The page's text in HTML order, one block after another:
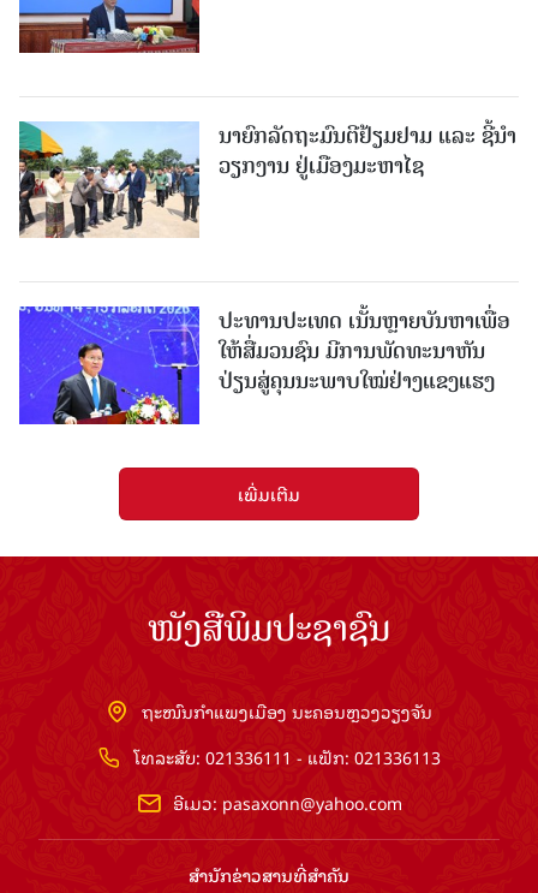
ນາຍົກລັດຖະມົນຕີຢ້ຽມຢາມ ແລະ ຊີ້ນຳ
ວຽກງານ ຢູ່ເມືອງມະຫາໄຊ
ປະທານປະເທດ ເນັ້ນຫຼາຍບັນຫາເພື່ອ
ໃຫ້ສື່ມວນຊົນ ມີການພັດທະນາຫັນ
ປ່ຽນສູ່ຄຸນນະພາບໃໝ່ຢ່າງແຂງແຮງ
ເພີ່ມເຕີມ
ໜັງສືພິມປະຊາຊົນ
ຖະໜົນກຳແພງເມືອງ ນະຄອນຫຼວງວຽງຈັນ
ໂທລະສັບ: 021336111 - ແຟັກ: 021336113
ອີເມວ: pasaxonn@yahoo.com
ສຳ​ນັກ​ຂ່າວ​ສານ​ທີ່​ສຳ​ຄັນ​